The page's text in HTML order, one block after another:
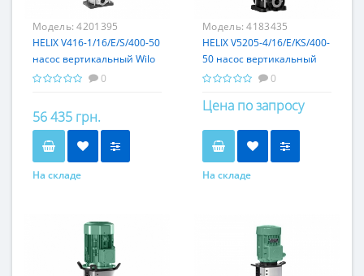
Модель:4201395
HELIX V416-1/16/E/S/400-50
насос вертикальный Wilo
0
56 435 грн.
На складе
Модель:4183435
HELIX V5205-4/16/E/KS/400-
50 насос вертикальный
Wilo
0
Цена по запросу
На складе